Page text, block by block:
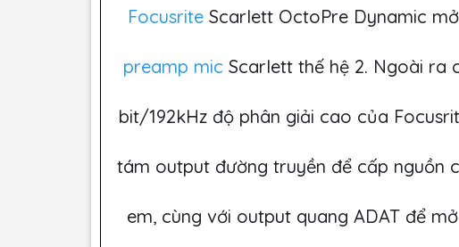
Focusrite Scarlett OctoPre Dynamic
preamp mic Scarlett thế hệ 2. Ngoài ra
bit/192kHz độ phân giải cao của
tám output đường truyền để cấp nguồn
em, cùng với output quang ADAT để